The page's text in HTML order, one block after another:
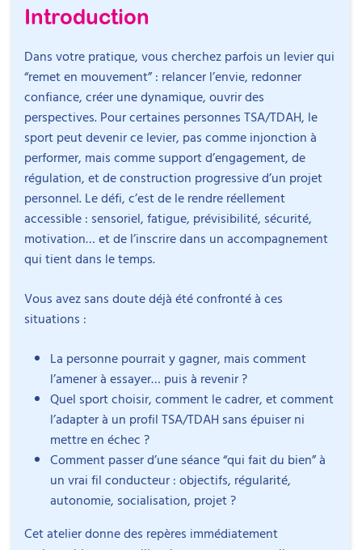
Introduction
Dans votre pratique, vous cherchez parfois un levier qui
“remet en mouvement” : relancer l’envie, redonner
confiance, créer une dynamique, ouvrir des
perspectives. Pour certaines personnes TSA/TDAH, le
sport peut devenir ce levier, pas comme injonction à
performer, mais comme support d’engagement, de
régulation, et de construction progressive d’un projet
personnel. Le défi, c’est de le rendre réellement
accessible : sensoriel, fatigue, prévisibilité, sécurité,
motivation… et de l’inscrire dans un accompagnement
qui tient dans le temps.
Vous avez sans doute déjà été confronté à ces
situations :
La personne pourrait y gagner, mais comment
l’amener à essayer… puis à revenir ?
Quel sport choisir, comment le cadrer, et comment
l’adapter à un profil TSA/TDAH sans épuiser ni
mettre en échec ?
Comment passer d’une séance “qui fait du bien” à
un vrai fil conducteur : objectifs, régularité,
autonomie, socialisation, projet ?
Cet atelier donne des repères immédiatement